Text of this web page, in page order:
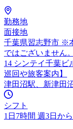
勤務地
面接地
千葉県習志野市 ※
ではございません
14 シンテイ千葉ビ
巡回や旅客案内】
津田沼駅、新津田
シフト
1日7時間 週3日か